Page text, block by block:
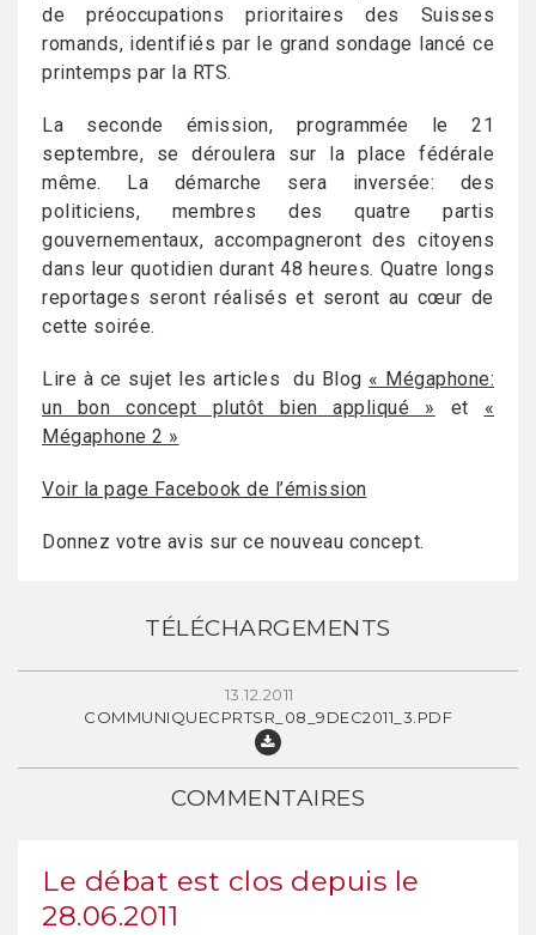
de préoccupations prioritaires des Suisses
romands, identifiés par le grand sondage lancé ce
printemps par la RTS.
La seconde émission, programmée le 21
septembre, se déroulera sur la place fédérale
même. La démarche sera inversée: des
politiciens, membres des quatre partis
gouvernementaux, accompagneront des citoyens
dans leur quotidien durant 48 heures. Quatre longs
reportages seront réalisés et seront au cœur de
cette soirée.
Lire à ce sujet les articles du Blog « Mégaphone:
un bon concept plutôt bien appliqué » et «
Mégaphone 2 »
Voir la page Facebook de l’émission
Donnez votre avis sur ce nouveau concept.
TÉLÉCHARGEMENTS
13.12.2011
COMMUNIQUECPRTSR_08_9DEC2011_3.PDF
COMMENTAIRES
Le débat est clos depuis le
28.06.2011